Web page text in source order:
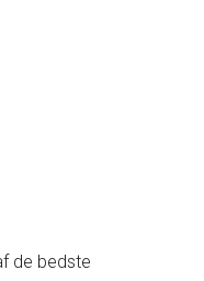
de bedste